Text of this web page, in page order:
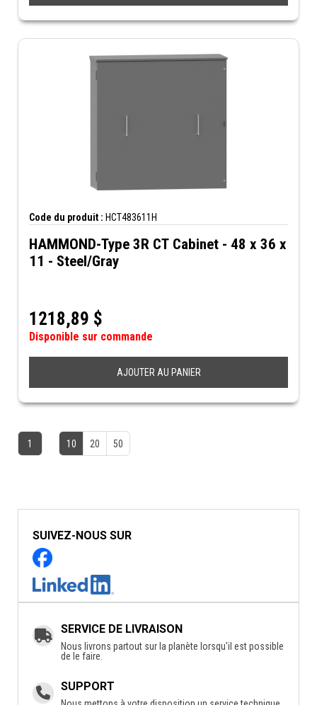
Code du produit : HCT483611H
HAMMOND-Type 3R CT Cabinet - 48 x 36 x
11 - Steel/Gray
1218,89 $
Disponible sur commande
AJOUTER AU PANIER
1 10 20 50
SUIVEZ-NOUS SUR
SERVICE DE LIVRAISON
Nous livrons partout sur la planète lorsqu'il est possible
de le faire.
SUPPORT